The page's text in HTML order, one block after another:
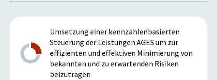
Umsetzung einer kennzahlenbasierten
Steuerung der Leistungen AGES um zur
effizienten und effektiven Minimierung von
bekannten und zu erwartenden Risiken
beizutragen